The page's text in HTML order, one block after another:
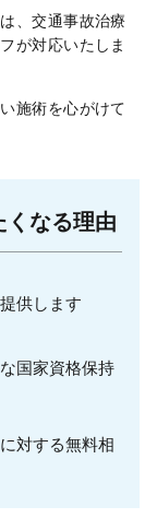
、交通事故治療
が対応いたしま
施術を心がけて
くなる理由
供します
国家資格保持
対する無料相